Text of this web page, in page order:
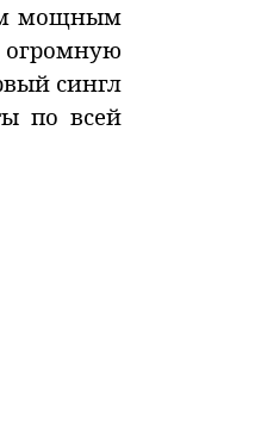
мощным
сингл
по всей